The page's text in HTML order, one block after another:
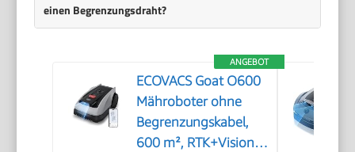
einen Begrenzungsdraht?
ANGEBOT
ECOVACS Goat O600
Mähroboter ohne
Begrenzungskabel,
600 m², RTK+Vision-